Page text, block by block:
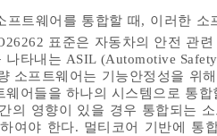
프트웨어를 통합할 때, 이러한
표준은 자동차의 안전 관
나타내는 ASIL (Automotive
소프트웨어는 기능안정성을 위
웨어들을 하나의 시스템으로 통
의 영향이 있을 경우 통합되는
여야 한다. 멀티코어 기반에 통